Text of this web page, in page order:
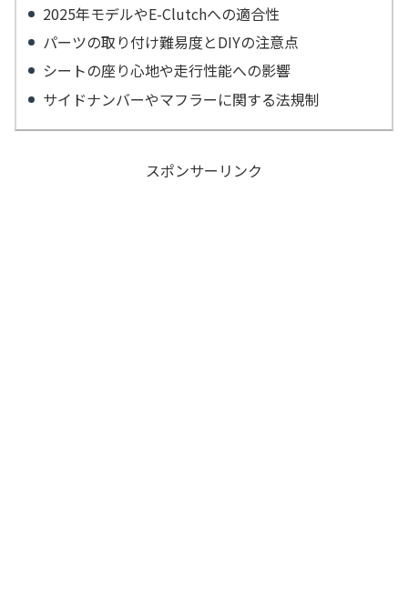
2025年モデルやE-Clutchへの適合性
パーツの取り付け難易度とDIYの注意点
シートの座り心地や走行性能への影響
サイドナンバーやマフラーに関する法規制
スポンサーリンク